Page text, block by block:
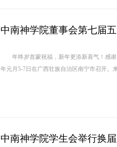
中南神学院董事会第七届
年终岁首蒙祝福，新年更添新喜气！感谢
年元月5-7日在广西壮族自治区南宁市召开。
中南神学院学生会举行换